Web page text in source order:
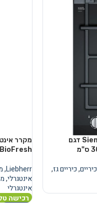
כיריים דומינו גז Siemens iQ700 דגם
כיריים,כיריים גז,
BioFresh עם AutoDoor
Liebherr
,
אינטגרלי,
אינטגרלי
רכישה